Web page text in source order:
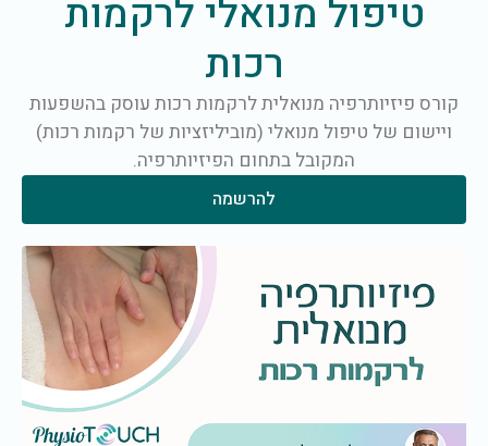
טיפול מנואלי לרקמות
רכות
קורס פיזיותרפיה מנואלית לרקמות רכות עוסק בהשפעות
ויישום של טיפול מנואלי (מוביליזציות של רקמות רכות)
המקובל בתחום הפיזיותרפיה.
להרשמה